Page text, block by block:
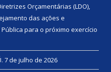
Orçamentárias (LDO),
das ações e
para o próximo exercício
7 de julho de 2026